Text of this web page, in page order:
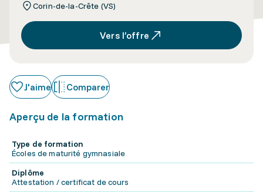
Corin-de-la-Crête (VS)
Vers l’offre
J'aime Comparer
Aperçu de la formation
Type de formation
Écoles de maturité gymnasiale
Diplôme
Attestation / certificat de cours